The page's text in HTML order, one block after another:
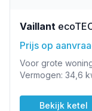
Vaillant
Prijs op
Voor grote
Vermogen: 34,6
Bekijk ketel